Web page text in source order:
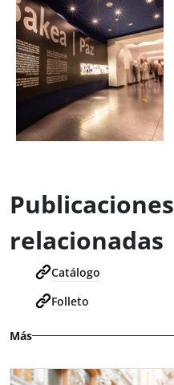
Publicaciones
relacionadas
Catálogo
Folleto
Más